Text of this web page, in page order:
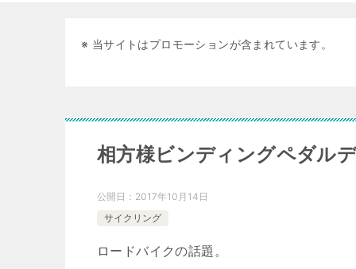
※ 当サイトはプロモーションが含まれています。
相方様ビンディングペダル
公開日： 2017年10月14日
サイクリング
ロードバイクの話題。